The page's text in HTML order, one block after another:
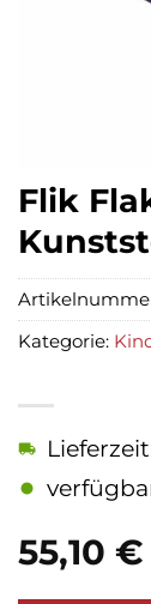
Flik
55,10 €
Kategorie: